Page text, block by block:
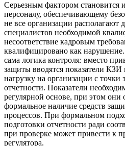
Серьезным фактором становится
персоналу, обеспечивающему
не все организации располагают
специалистов необходимой
несоответствие кадровым
квалифицировано как
сама логика контроля: вместо
защиты вводятся показатели
нагрузку на организации с точки
отчетности. Показатели
регулярной основе, при этом они
формальное наличие средств
процессов. При формальном
подготовки отчетности ради
при проверке может привести к
регулятора.